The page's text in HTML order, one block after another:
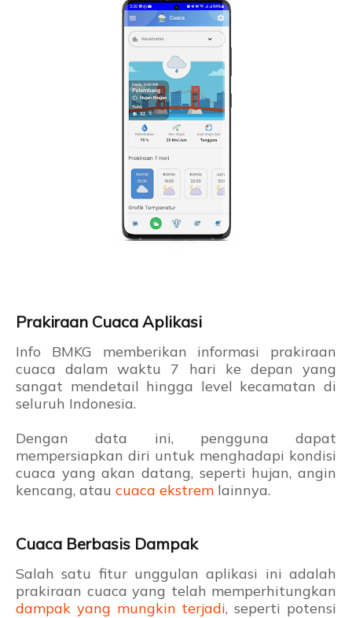
Prakiraan Cuaca Aplikasi
Info BMKG memberikan informasi prakiraan
cuaca dalam waktu 7 hari ke depan yang
sangat mendetail hingga level kecamatan di
seluruh Indonesia.
Dengan data ini, pengguna dapat
mempersiapkan diri untuk menghadapi kondisi
cuaca yang akan datang, seperti hujan, angin
kencang, atau cuaca ekstrem lainnya.
Cuaca Berbasis Dampak
Salah satu fitur unggulan aplikasi ini adalah
prakiraan cuaca yang telah memperhitungkan
dampak yang mungkin terjadi, seperti potensi